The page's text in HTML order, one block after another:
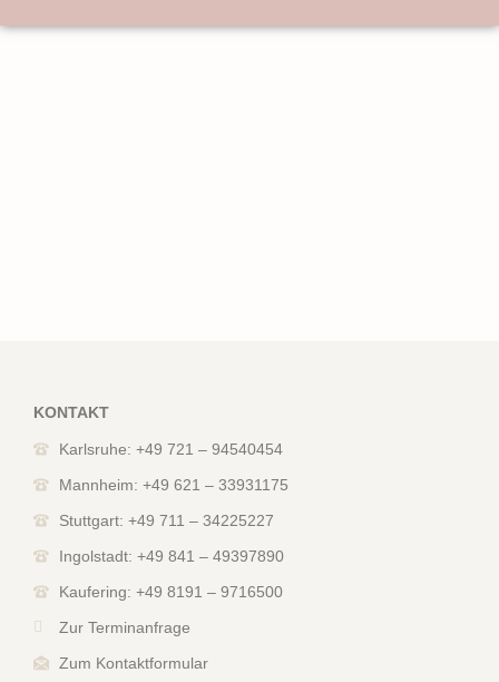
KONTAKT
Karlsruhe: +49 721 – 94540454
Mannheim: +49 621 – 33931175
Stuttgart: +49 711 – 34225227
Ingolstadt: +49 841 – 49397890
Kaufering: +49 8191 – 9716500
Zur Terminanfrage
Zum Kontaktformular